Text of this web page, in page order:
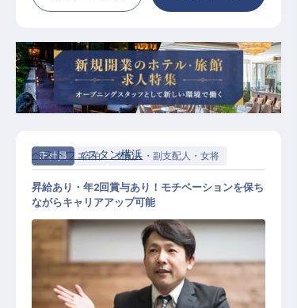
正社員 宿泊 支配人・副支配人・女将
ベストウェスタン横浜
昇給あり・年2回賞与あり！モチベーションを保ち
ながらキャリアアップ可能